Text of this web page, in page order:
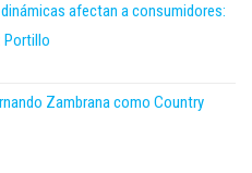
afectan a consumidores:
Portillo
Zambrana como Country